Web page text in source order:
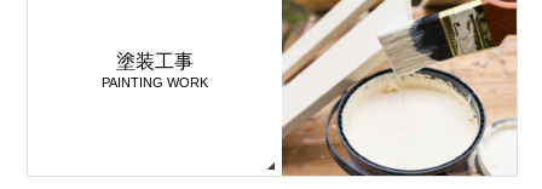
塗装工事
PAINTING WORK